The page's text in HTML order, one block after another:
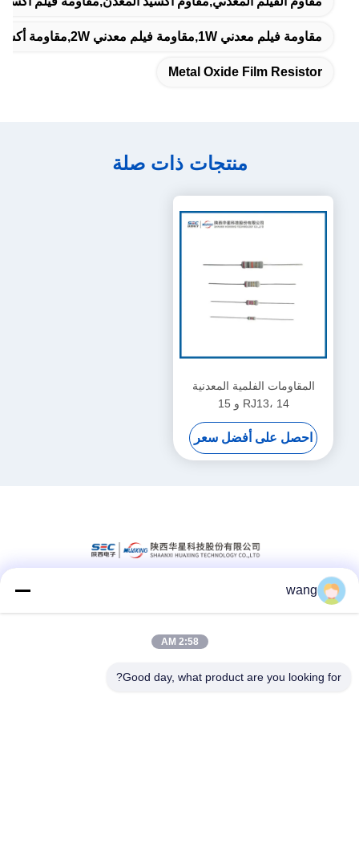
مقاومة فيلم معدني 1W,مقاومة فيلم معدني 2W,مقاومة أكسيد المعدن 2W
Metal Oxide Film Resistor
منتجات ذات صلة
المقاومات الفلمية المعدنية
RJ13، 14 و 15
احصل على أفضل سعر
وسائل التواصل الاجتماعي
اتصال سريع
wang
2:58 AM
Good day, what product are you looking for?